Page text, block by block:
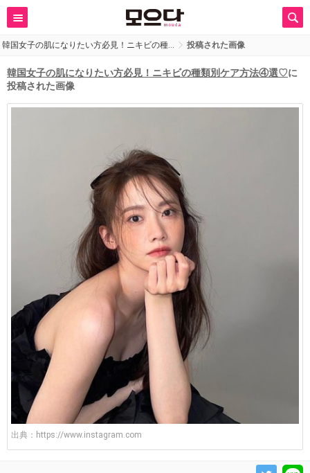
韓国女子の肌になりたい方必見！ニキビの種… 投稿された画像
韓国女子の肌になりたい方必見！ニキビの種類別ケア方法④選♡に
投稿された画像
出典： https://www.instagram.com